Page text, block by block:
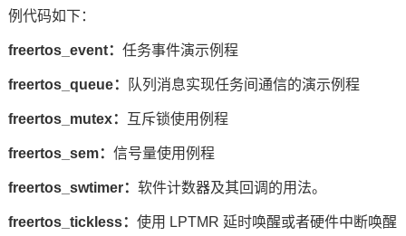
例代码如下：
freertos_event： 任务事件演示例程
freertos_queue： 队列消息实现任务间通信的演示例程
freertos_mutex： 互斥锁使用例程
freertos_sem： 信号量使用例程
freertos_swtimer： 软件计数器及其回调的用法。
freertos_tickless： 使用 LPTMR 延时唤醒或者硬件中断唤醒